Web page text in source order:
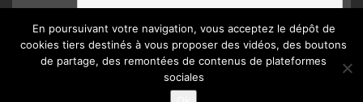
Crédits
En poursuivant votre navigation, vous acceptez le dépôt de
cookies tiers destinés à vous proposer des vidéos, des boutons
de partage, des remontées de contenus de plateformes
sociales